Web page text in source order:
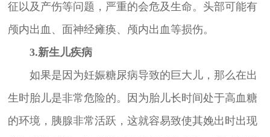
征以及产伤等问题，严重的会危及生命。头部可能有
颅内出血、面神经瘫痪、颅内出血等损伤。
3.新生儿疾病
如果是因为妊娠糖尿病导致的巨大儿，那么在出
生时胎儿是非常危险的。因为胎儿长时间处于高血糖
的环境，胰腺非常活跃，这就容易致使其娩出时出现